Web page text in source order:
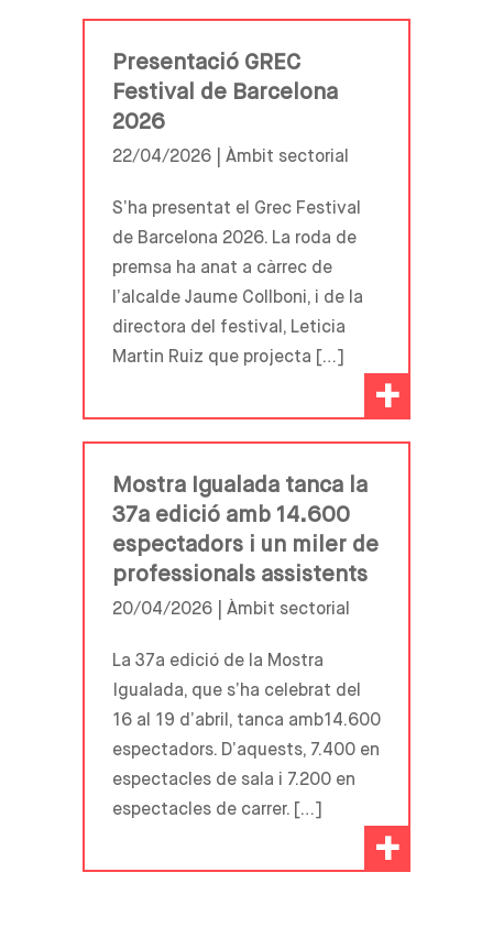
Presentació GREC
Festival de Barcelona
2026
22/04/2026 | Àmbit sectorial
S’ha presentat el Grec Festival
de Barcelona 2026. La roda de
premsa ha anat a càrrec de
l’alcalde Jaume Collboni, i de la
directora del festival, Leticia
Martin Ruiz que projecta […]
+
Mostra Igualada tanca la
37a edició amb 14.600
espectadors i un miler de
professionals assistents
20/04/2026 | Àmbit sectorial
La 37a edició de la Mostra
Igualada, que s’ha celebrat del
16 al 19 d’abril, tanca amb14.600
espectadors. D’aquests, 7.400 en
espectacles de sala i 7.200 en
espectacles de carrer. […]
+